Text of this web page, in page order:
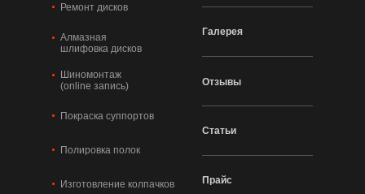
Ремонт дисков
Алмазная
шлифовка дисков
Шиномонтаж
(online запись)
Покраска суппортов
Полировка полок
Изготовление колпачков
Галерея
Отзывы
Статьи
Прайс